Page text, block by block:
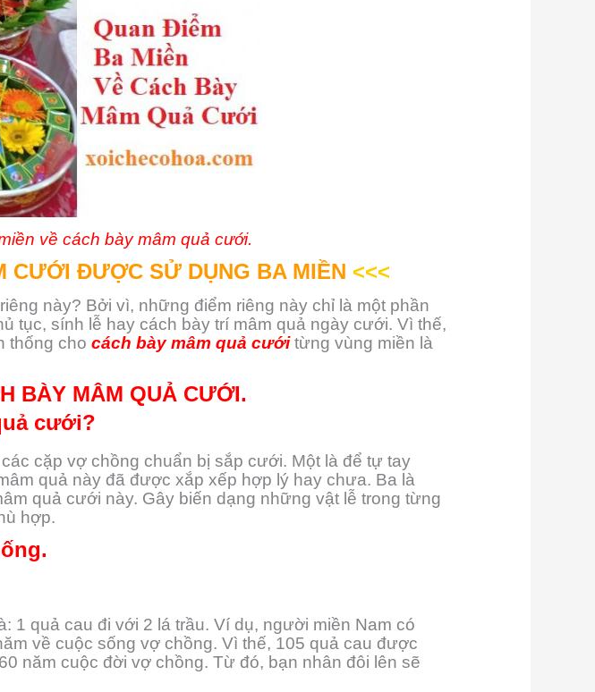
về cách bày mâm quả cưới.
CƯỚI ĐƯỢC SỬ DỤNG BA MIỀN <<<
này? Bởi vì, những điểm riêng này chỉ là một phần
tục, sính lễ hay cách bày trí mâm quả ngày cưới. Vì thế,
thống chocách bày mâm quả cướitừng vùng miền là
BÀY MÂM QUẢ CƯỚI.
cưới?
cặp vợ chồng chuẩn bị sắp cưới. Một là để tự tay
quả này đã được xắp xếp hợp lý hay chưa. Ba là
quả cưới này. Gây biến dạng những vật lễ trong từng
hợp.
1 quả cau đi với 2 lá trầu. Ví dụ, người miền Nam có
về cuộc sống vợ chồng. Vì thế, 105 quả cau được
năm cuộc đời vợ chồng. Từ đó, bạn nhân đôi lên sẽ